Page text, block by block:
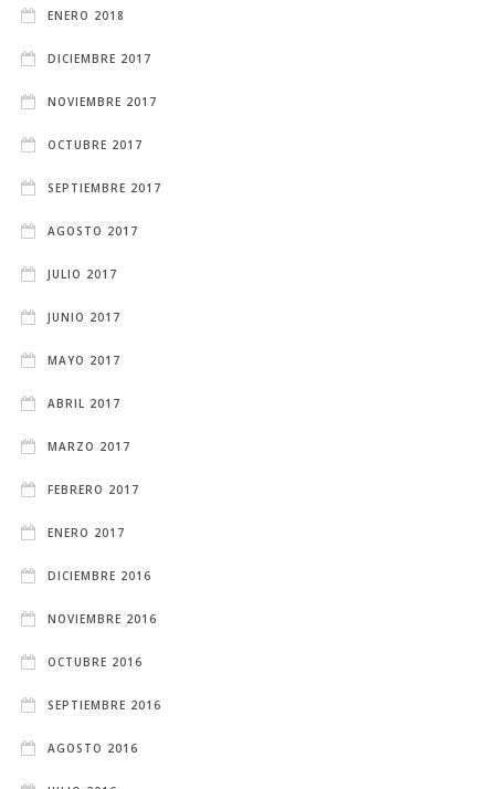
ENERO 2018
DICIEMBRE 2017
NOVIEMBRE 2017
OCTUBRE 2017
SEPTIEMBRE 2017
AGOSTO 2017
JULIO 2017
JUNIO 2017
MAYO 2017
ABRIL 2017
MARZO 2017
FEBRERO 2017
ENERO 2017
DICIEMBRE 2016
NOVIEMBRE 2016
OCTUBRE 2016
SEPTIEMBRE 2016
AGOSTO 2016